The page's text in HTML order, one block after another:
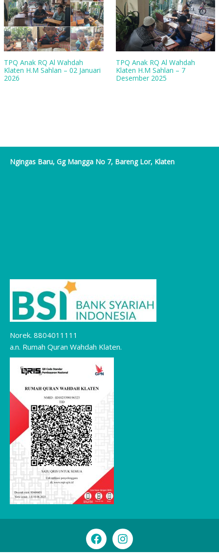
TPQ Anak RQ Al Wahdah
Klaten H.M Sahlan – 02 Januari
2026
TPQ Anak RQ Al Wahdah
Klaten H.M Sahlan – 7
Desember 2025
Ngingas Baru, Gg Mangga No 7, Bareng Lor, Klaten
Norek. 8804011111
a.n. Rumah Quran Wahdah Klaten.